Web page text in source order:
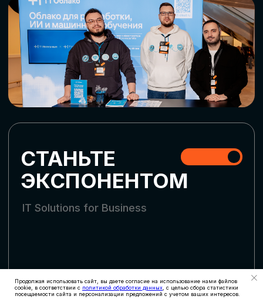
Продолжая использовать сайт, вы даете согласие на использование нами файлов
cookie, в соответствии с политикой обработки данных , с целью сбора статистики
посещаемости сайта и персонализации предложений с учетом ваших интересов.
АККРЕДИТАЦИЯ
СМИ
СКАЧАТЬ ПРОГРАММУ
СТАТЬ УЧАСТНИКОМ